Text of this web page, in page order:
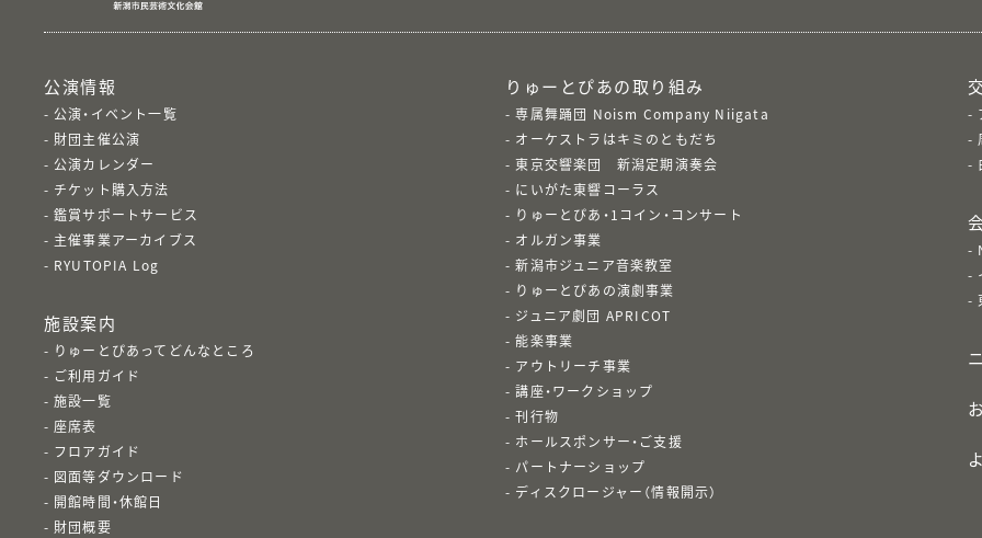
公演情報
公演・イベント一覧
財団主催公演
公演カレンダー
チケット購入方法
鑑賞サポートサービス
主催事業アーカイブス
RYUTOPIA Log
施設案内
りゅーとぴあってどんなところ
ご利用ガイド
施設一覧
座席表
フロアガイド
図面等ダウンロード
開館時間・休館日
財団概要
りゅーとぴあの取り組み
専属舞踊団 Noism Company Niigata
オーケストラはキミのともだち
東京交響楽団 新潟定期演奏会
にいがた東響コーラス
りゅーとぴあ・1コイン・コンサート
オルガン事業
新潟市ジュニア音楽教室
りゅーとぴあの演劇事業
ジュニア劇団 APRICOT
能楽事業
アウトリーチ事業
講座・ワークショップ
刊行物
ホールスポンサー・ご支援
パートナーショップ
ディスクロージャー（情報開示）